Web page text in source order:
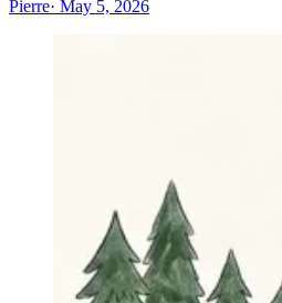
Pierre· May 5, 2026